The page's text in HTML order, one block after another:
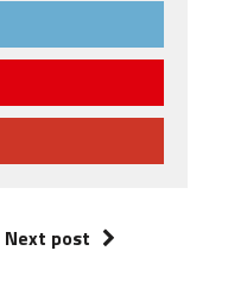
Next post